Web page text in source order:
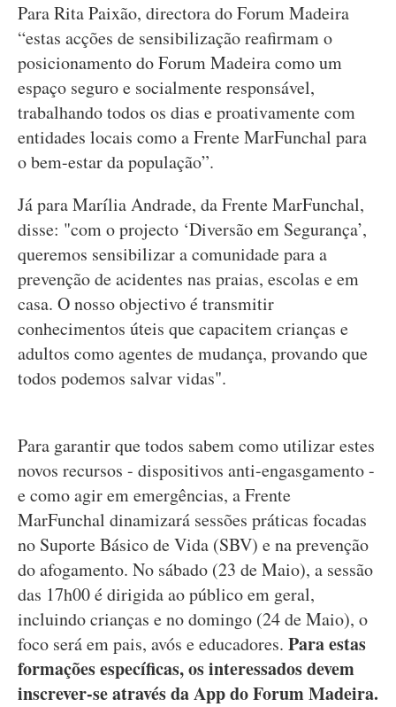
Para Rita Paixão, directora do Forum Madeira
“estas acções de sensibilização reafirmam o
posicionamento do Forum Madeira como um
espaço seguro e socialmente responsável,
trabalhando todos os dias e proativamente com
entidades locais como a Frente MarFunchal para
o bem-estar da população”.
Já para Marília Andrade, da Frente MarFunchal,
disse: "com o projecto ‘Diversão em Segurança’,
queremos sensibilizar a comunidade para a
prevenção de acidentes nas praias, escolas e em
casa. O nosso objectivo é transmitir
conhecimentos úteis que capacitem crianças e
adultos como agentes de mudança, provando que
todos podemos salvar vidas".
Para garantir que todos sabem como utilizar estes
novos recursos - dispositivos anti-engasgamento -
e como agir em emergências, a Frente
MarFunchal dinamizará sessões práticas focadas
no Suporte Básico de Vida (SBV) e na prevenção
do afogamento. No sábado (23 de Maio), a sessão
das 17h00 é dirigida ao público em geral,
incluindo crianças e no domingo (24 de Maio), o
foco será em pais, avós e educadores. Para estas
formações específicas, os interessados devem
inscrever-se através da App do Forum Madeira.